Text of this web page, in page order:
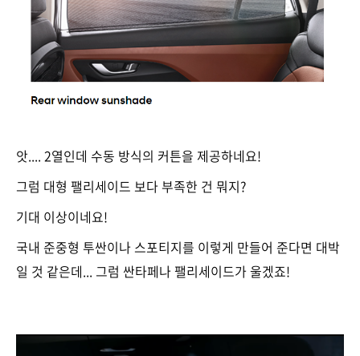
앗.... 2열인데 수동 방식의 커튼을 제공하네요!
그럼 대형 팰리세이드 보다 부족한 건 뭐지?
기대 이상이네요!
국내 준중형 투싼이나 스포티지를 이렇게 만들어 준다면 대박
일 것 같은데... 그럼 싼타페나 팰리세이드가 울겠죠!